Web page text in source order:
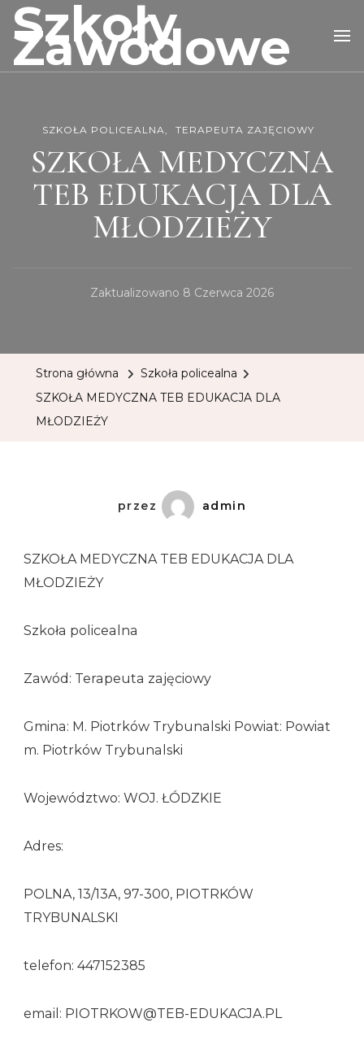
Szkoły
Zawodowe
SZKOŁA POLICEALNA TERAPEUTA ZAJĘCIOWY
SZKOŁA MEDYCZNA
TEB EDUKACJA DLA
MŁODZIEŻY
Zaktualizowano 8 Czerwca 2026
Strona główna
Szkoła policealna
SZKOŁA MEDYCZNA TEB EDUKACJA DLA
MŁODZIEŻY
przez admin
SZKOŁA MEDYCZNA TEB EDUKACJA DLA
MŁODZIEŻY
Szkoła policealna
Zawód: Terapeuta zajęciowy
Gmina: M. Piotrków Trybunalski Powiat: Powiat
m. Piotrków Trybunalski
Województwo: WOJ. ŁÓDZKIE
Adres:
POLNA, 13/13A, 97-300, PIOTRKÓW
TRYBUNALSKI
telefon: 447152385
email: PIOTRKOW@TEB-EDUKACJA.PL